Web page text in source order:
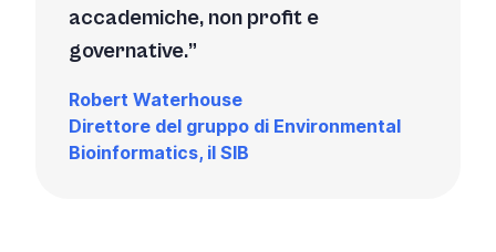
accademiche, non profit e
governative.
Robert Waterhouse
Direttore del gruppo di Environmental
Bioinformatics, il SIB